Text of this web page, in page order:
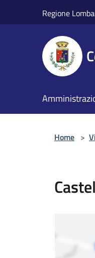
Regione
Home >